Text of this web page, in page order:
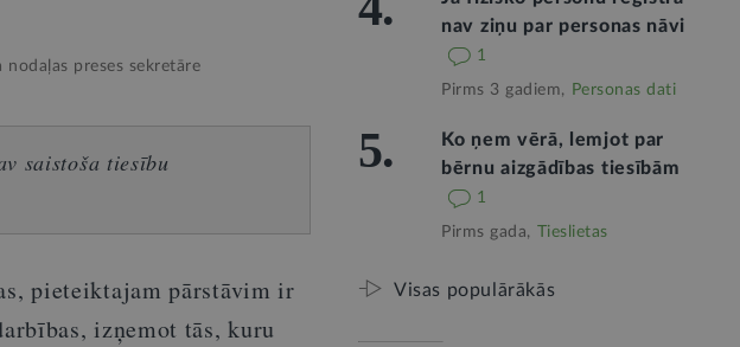
preses sekretāre
saistoša tiesību
pieteiktajam pārstāvim ir
izņemot tās, kuru
nav ziņu par personas nāvi
1
Pirms 3 gadiem, Personas dati
5.
Ko ņem vērā, lemjot par
bērnu aizgādības tiesībām
1
Pirms gada, Tieslietas
Visas populārākās